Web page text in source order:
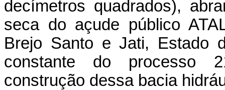
decímetros quadrados),
seca do açude público
Brejo Santo e Jati, Estado
constante do processo
construção dessa bacia